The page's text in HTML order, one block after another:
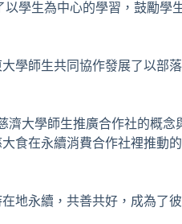
學生為中心的學習，鼓勵學
學師生共同協作發展了以部
大學師生推廣合作社的概念
食在永續消費合作社裡推動
地永續，共善共好，成為了